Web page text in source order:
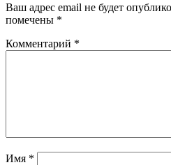
Ваш адрес email не будет
помечены *
Комментарий *
Имя *